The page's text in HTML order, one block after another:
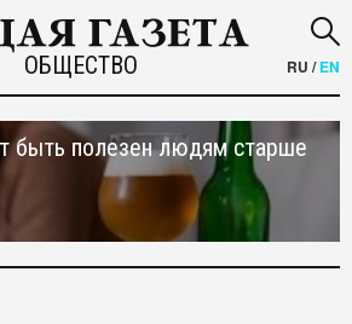
ОБЩЕСТВО RU /EN
быть полезен людям старше